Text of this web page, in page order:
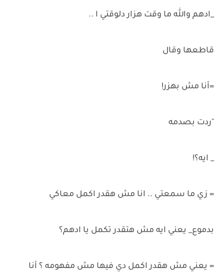
_ادهم والله ما وقت هزار دلوقتي ا ..
قاطعها وقال
=أنا مش بهزر!
"ردت بصدمه
_ ايه؟!
= زي ما سمعتي .. انا مش هقدر اكمل معاكي
بدموع_ يعني ايه مش هتقدر تكمل يا ادهم؟
= يعني مش هقدر اكمل دي فيها مش مفهومه ؟ أنا